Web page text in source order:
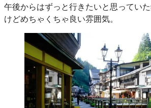
午後からはずっと行きたいと思ってい
けどめちゃくちゃ良い雰囲気。